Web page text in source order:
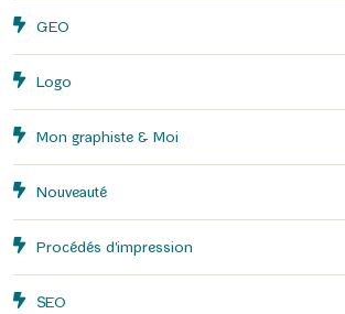
GEO
Logo
Mon graphiste & Moi
Nouveauté
Procédés d'impression
SEO